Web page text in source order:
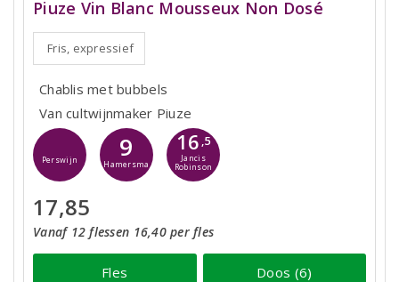
Piuze Vin Blanc Mousseux Non Dosé
Fris, expressief
Chablis met bubbels
Van cultwijnmaker Piuze
Perswijn 9
Hamersma
16 ,5
Jancis
Robinson
17,85
Vanaf 12 flessen 16,40 per fles
Fles Doos (6)